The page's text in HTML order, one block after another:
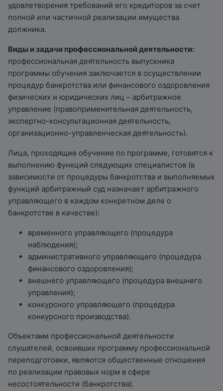
удовлетворения требований его кредиторов за счет
полной или частичной реализации имущества
должника.
Виды и задачи профессиональной деятельности:
профессиональная деятельность выпускника
программы обучения заключается в осуществлении
процедур банкротства или финансового оздоровления
физических и юридических лиц – арбитражное
управление (правоприменительная деятельность,
экспертно-консультационная деятельность,
организационно-управленческая деятельность).
Лица, проходящие обучение по программе, готовятся к
выполнению функций следующих специалистов (в
зависимости от процедуры банкротства и выполняемых
функций арбитражный суд назначает арбитражного
управляющего в каждом конкретном деле о
банкротстве в качестве):
временного управляющего (процедура
наблюдения);
административного управляющего (процедура
финансового оздоровления);
внешнего управляющего (процедура внешнего
управления);
конкурсного управляющего (процедура
конкурсного производства).
Объектами профессиональной деятельности
слушателей, освоивших программу профессиональной
переподготовки, являются общественные отношения
по реализации правовых норм в сфере
несостоятельности (банкротства).